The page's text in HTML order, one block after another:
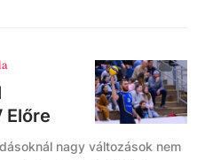
Előre
nagy változások nem